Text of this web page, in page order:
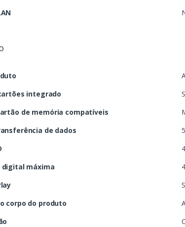
integrado
de memória compatíveis
de dados
digital máxima
corpo do produto